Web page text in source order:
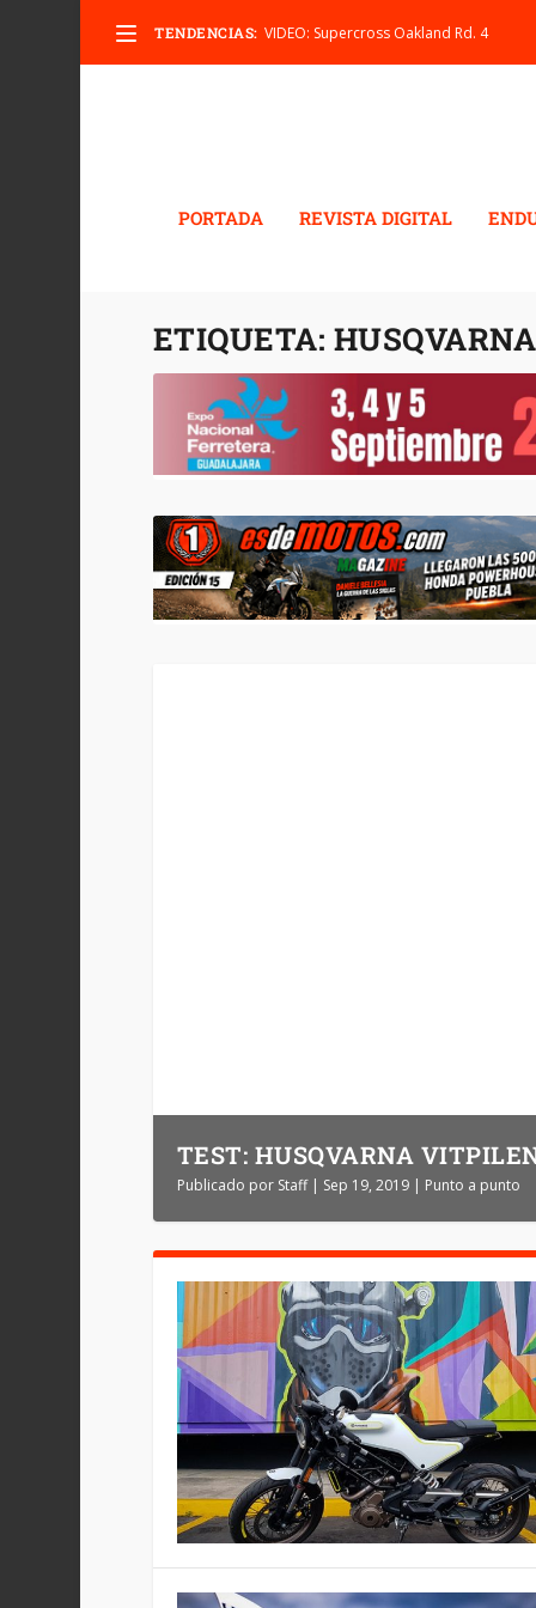
TENDENCIAS: VIDEO: Supercross Oakland Rd. 4
PORTADA REVISTA DIGITAL
ETIQUETA:
TEST: HUSQVARNA
Publicado por Staff| Sep 19, 2019| Punto a punto